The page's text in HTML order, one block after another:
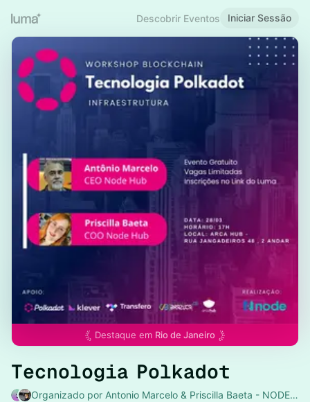
Descobrir Eventos Iniciar Sessão
Destaque em Rio de Janeiro
Tecnologia Polkadot
Organizado por Antonio Marcelo & Priscilla Baeta - NODE Hub